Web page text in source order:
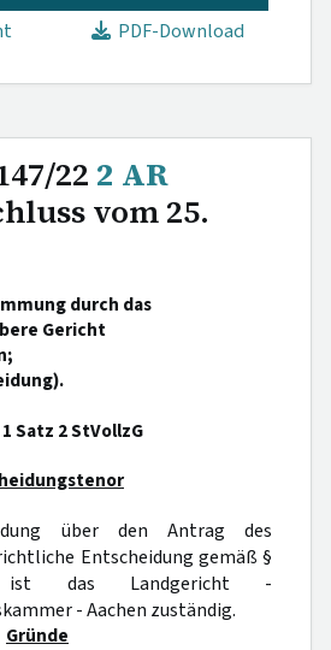
PDF-Download
22 2 AR
vom 25.
durch das
Gericht
Satz 2 StVollzG
über den Antrag des
Entscheidung gemäß §
das Landgericht -
- Aachen zuständig.
Gründe